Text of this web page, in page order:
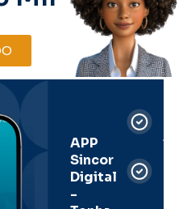
APP
Sincor
Digital
-